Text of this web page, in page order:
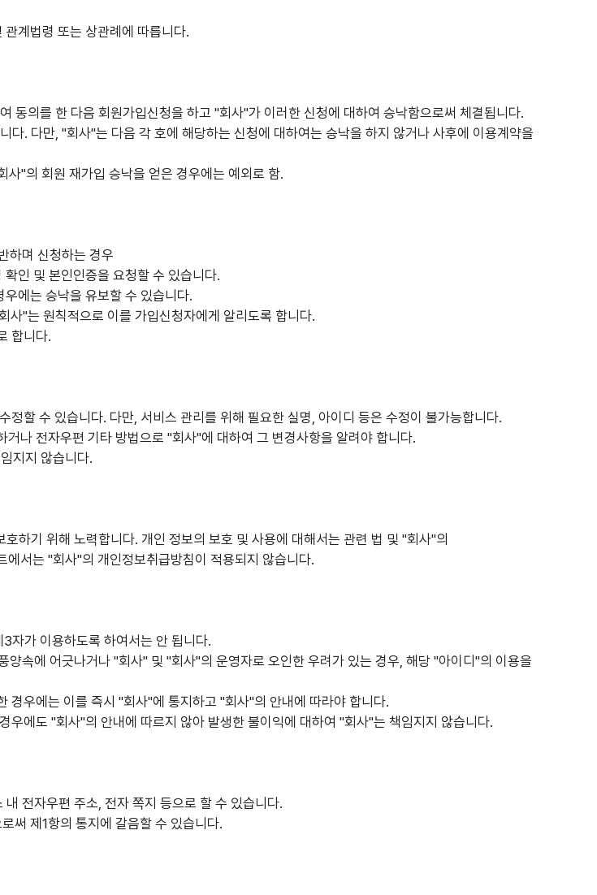
계법령 또는 상관례에 따릅니다.
의를 한 다음 회원가입신청을 하고 "회사"가 이러한 신청에 대하여 승낙함으로써 체결됩니다.
. 다만, "회사"는 다음 각 호에 해당하는 신청에 대하여는 승낙을 하지 않거나 사후에 이용계약을
사"의 회원 재가입 승낙을 얻은 경우에는 예외로 함.
하며 신청하는 경우
인 및 본인인증을 요청할 수 있습니다.
에는 승낙을 유보할 수 있습니다.
"는 원칙적으로 이를 가입신청자에게 알리도록 합니다.
합니다.
할 수 있습니다. 다만, 서비스 관리를 위해 필요한 실명, 아이디 등은 수정이 불가능합니다.
나 전자우편 기타 방법으로 "회사"에 대하여 그 변경사항을 알려야 합니다.
지지 않습니다.
하기 위해 노력합니다. 개인 정보의 보호 및 사용에 대해서는 관련 법 및 "회사"의
서는 "회사"의 개인정보취급방침이 적용되지 않습니다.
자가 이용하도록 하여서는 안 됩니다.
속에 어긋나거나 "회사" 및 "회사"의 운영자로 오인한 우려가 있는 경우, 해당 "아이디"의 이용을
우에는 이를 즉시 "회사"에 통지하고 "회사"의 안내에 따라야 합니다.
에도 "회사"의 안내에 따르지 않아 발생한 불이익에 대하여 "회사"는 책임지지 않습니다.
전자우편 주소, 전자 쪽지 등으로 할 수 있습니다.
써 제1항의 통지에 갈음할 수 있습니다.